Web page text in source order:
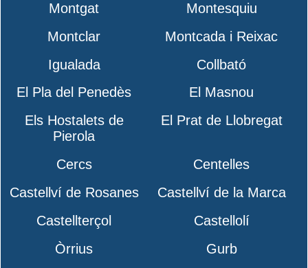
Montgat
Montesquiu
Montclar
Montcada i Reixac
Igualada
Collbató
El Pla del Penedès
El Masnou
Els Hostalets de
Pierola
El Prat de Llobregat
Cercs
Centelles
Castellví de Rosanes
Castellví de la Marca
Castellterçol
Castellolí
Òrrius
Gurb